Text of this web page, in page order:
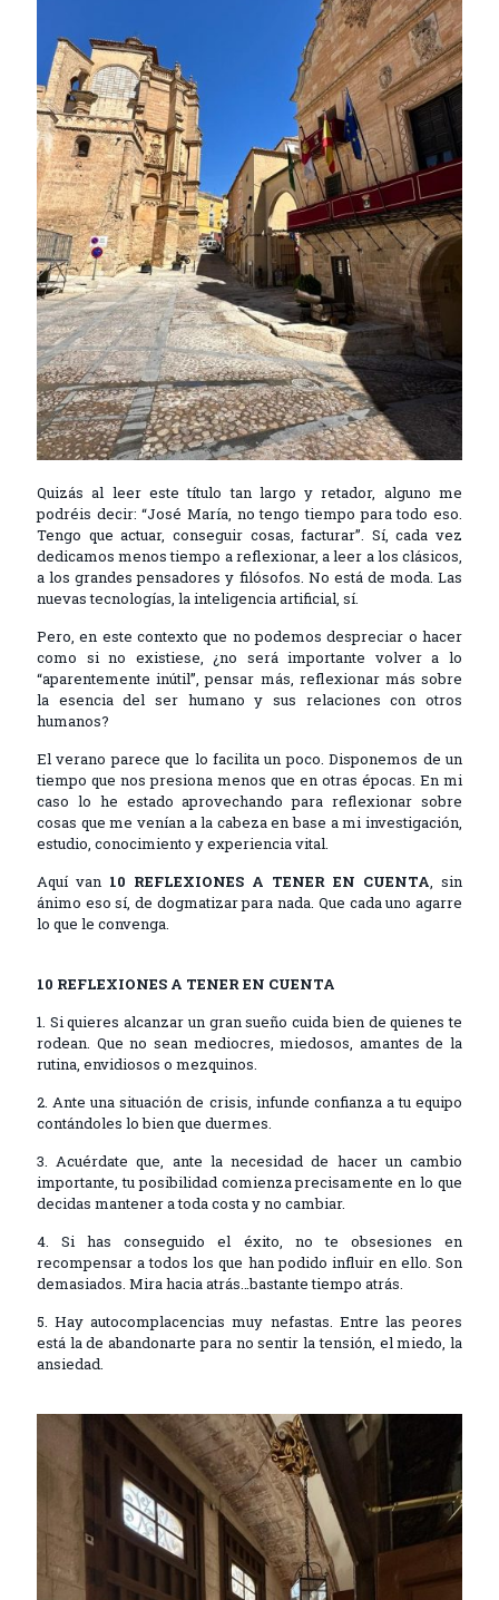
Quizás al leer este título tan largo y retador, alguno me
podréis decir: “José María, no tengo tiempo para todo eso.
Tengo que actuar, conseguir cosas, facturar”. Sí, cada vez
dedicamos menos tiempo a reflexionar, a leer a los clásicos,
a los grandes pensadores y filósofos. No está de moda. Las
nuevas tecnologías, la inteligencia artificial, sí.
Pero, en este contexto que no podemos despreciar o hacer
como si no existiese, ¿no será importante volver a lo
“aparentemente inútil”, pensar más, reflexionar más sobre
la esencia del ser humano y sus relaciones con otros
humanos?
El verano parece que lo facilita un poco. Disponemos de un
tiempo que nos presiona menos que en otras épocas. En mi
caso lo he estado aprovechando para reflexionar sobre
cosas que me venían a la cabeza en base a mi investigación,
estudio, conocimiento y experiencia vital.
Aquí van 10 REFLEXIONES A TENER EN CUENTA, sin
ánimo eso sí, de dogmatizar para nada. Que cada uno agarre
lo que le convenga.
10 REFLEXIONES A TENER EN CUENTA
1. Si quieres alcanzar un gran sueño cuida bien de quienes te
rodean. Que no sean mediocres, miedosos, amantes de la
rutina, envidiosos o mezquinos.
2. Ante una situación de crisis, infunde confianza a tu equipo
contándoles lo bien que duermes.
3. Acuérdate que, ante la necesidad de hacer un cambio
importante, tu posibilidad comienza precisamente en lo que
decidas mantener a toda costa y no cambiar.
4. Si has conseguido el éxito, no te obsesiones en
recompensar a todos los que han podido influir en ello. Son
demasiados. Mira hacia atrás…bastante tiempo atrás.
5. Hay autocomplacencias muy nefastas. Entre las peores
está la de abandonarte para no sentir la tensión, el miedo, la
ansiedad.